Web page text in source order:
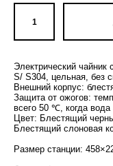
Электрический
S/ S304, цельная, без
Внешний корпус:
Защита от ожогов:
всего 50 ℃, когда
Цвет: Блестящий
Блестящий слоновая
Размер станции: